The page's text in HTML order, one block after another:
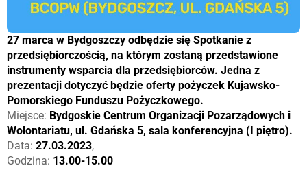
27 marca w Bydgoszczy odbędzie się Spotkanie z
przedsiębiorczością, na którym zostaną przedstawione
instrumenty wsparcia dla przedsiębiorców. Jedna z
prezentacji dotyczyć będzie oferty pożyczek Kujawsko-
Pomorskiego Funduszu Pożyczkowego.
Miejsce: Bydgoskie Centrum Organizacji Pozarządowych i
Wolontariatu, ul. Gdańska 5, sala konferencyjna (I piętro).
Data: 27.03.2023,
Godzina: 13.00-15.00